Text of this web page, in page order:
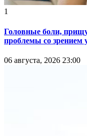
1
Головные боли,
проблемы со зрением
06 августа, 2026 23:00